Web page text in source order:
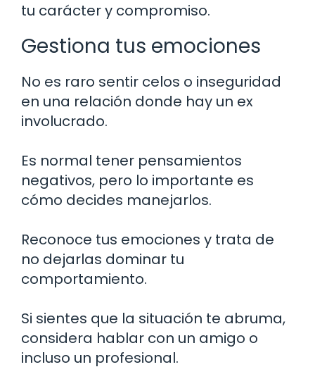
tu carácter y compromiso.
Gestiona tus emociones
No es raro sentir celos o inseguridad
en una relación donde hay un ex
involucrado.
Es normal tener pensamientos
negativos, pero lo importante es
cómo decides manejarlos.
Reconoce tus emociones y trata de
no dejarlas dominar tu
comportamiento.
Si sientes que la situación te abruma,
considera hablar con un amigo o
incluso un profesional.